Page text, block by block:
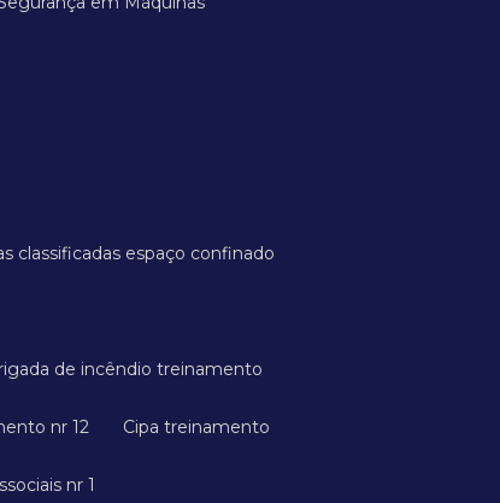
classificadas espaço confinado
Brigada de incêndio treinamento
nr 12 Cipa treinamento
nr 1